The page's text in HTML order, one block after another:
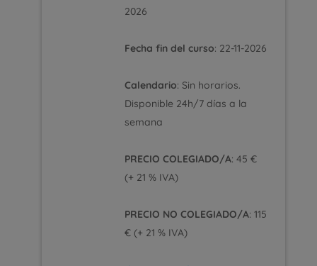
2026
Fecha fin del curso: 22-11-2026
Calendario: Sin horarios.
Disponible 24h/7 días a la
semana
PRECIO COLEGIADO/A: 45 €
(+ 21 % IVA)
PRECIO NO COLEGIADO/A: 115
€ (+ 21 % IVA)